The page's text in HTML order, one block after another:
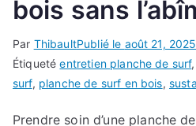
bois sans
Par ThibaultPublié le août 21, 2025
Étiquetéentretien planche de surf,
surf, planche de surf en bois,
Prendre soin d’une planche